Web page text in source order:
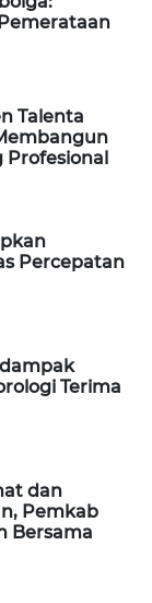
Talenta
Profesional
Percepatan
Terima
dan
Pemkab
Bersama